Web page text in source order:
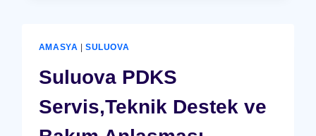
HIZMETI
AMASYA |SULUOVA
Suluova PDKS
Servis,Teknik Destek ve